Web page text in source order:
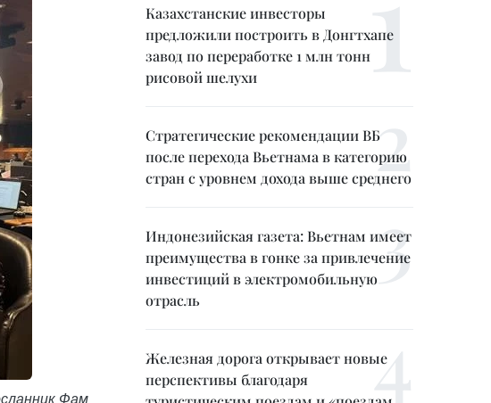
Фам
Казахстанские инвесторы
предложили построить в Донгтхапе
завод по переработке 1 млн тонн
рисовой шелухи
Стратегические рекомендации ВБ
после перехода Вьетнама в категорию
стран с уровнем дохода выше среднего
Индонезийская газета: Вьетнам имеет
преимущества в гонке за привлечение
инвестиций в электромобильную
отрасль
Железная дорога открывает новые
перспективы благодаря